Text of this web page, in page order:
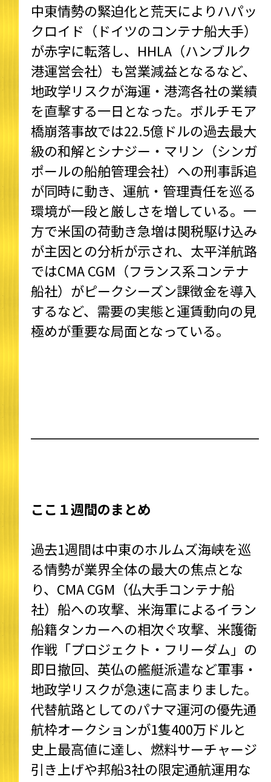
中東情勢の緊迫化と荒天によりハパッ
クロイド（ドイツのコンテナ船大手）
が赤字に転落し、HHLA（ハンブルク
港運営会社）も営業減益となるなど、
地政学リスクが海運・港湾各社の業績
を直撃する一日となった。ボルチモア
橋崩落事故では22.5億ドルの過去最大
級の和解とシナジー・マリン（シンガ
ポールの船舶管理会社）への刑事訴追
が同時に動き、運航・管理責任を巡る
環境が一段と厳しさを増している。一
方で米国の荷動き急増は関税駆け込み
が主因との分析が示され、太平洋航路
ではCMA CGM（フランス系コンテナ
船社）がピークシーズン課徴金を導入
するなど、需要の実態と運賃動向の見
極めが重要な局面となっている。
ここ１週間のまとめ
過去1週間は中東のホルムズ海峡を巡
る情勢が業界全体の最大の焦点とな
り、CMA CGM（仏大手コンテナ船
社）船への攻撃、米海軍によるイラン
船籍タンカーへの相次ぐ攻撃、米護衛
作戦「プロジェクト・フリーダム」の
即日撤回、英仏の艦艇派遣など軍事・
地政学リスクが急速に高まりました。
代替航路としてのパナマ運河の優先通
航枠オークションが1隻400万ドルと
史上最高値に達し、燃料サーチャージ
引き上げや邦船3社の限定通航運用な